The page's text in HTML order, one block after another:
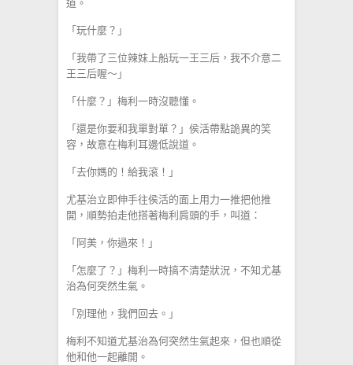
道。
「玩什麼？」
「我帶了三位辣妹上船玩一王三后，我不介意二
王三后喔～」
「什麼？」梅利一時沒聽懂。
「還是你要和我單對單？」侯活帶點詭異的笑
容，故意在梅利耳邊低說道。
「去你媽的！給我滾！」
尤基治立即伸手往侯活的面上用力一推把他推
開，順勢拍走他搭著梅利肩頭的手，叫道：
「阿美，你過來！」
「怎麼了？」梅利一時搞不清楚狀況，不知尤基
治為何突然生氣。
「別理他，我們回去。」
梅利不知道尤基治為何突然生氣起來，但也順從
他和他一起離開。